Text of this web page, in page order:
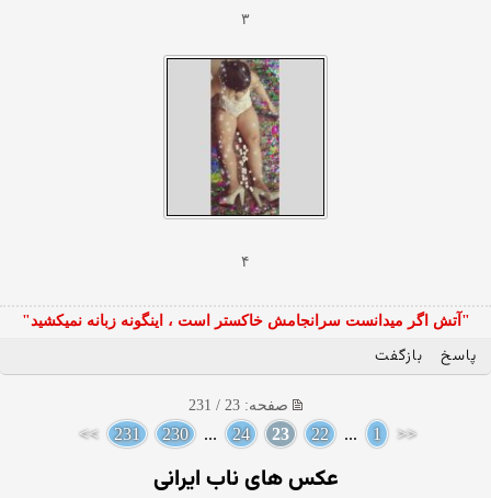
۳
۴
"آتش اگر ميدانست سرانجامش خاكستر است ، اينگونه زبانه نميكشيد"
پاسخ بازگفت
صفحه: 23 / 231
<<
1
...
22
23
24
...
230
231
>>
عکس های ناب ایرانی